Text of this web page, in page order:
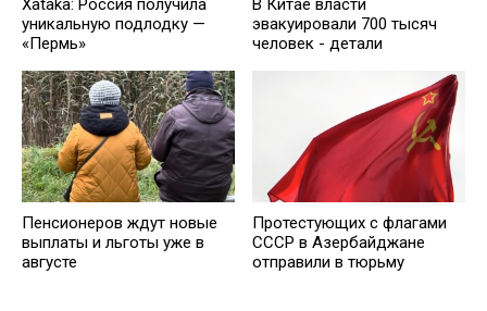
Xataka: Россия получила
уникальную подлодку —
«Пермь»
В Китае власти
эвакуировали 700 тысяч
человек - детали
Пенсионеров ждут новые
выплаты и льготы уже в
августе
Протестующих с флагами
СССР в Азербайджане
отправили в тюрьму